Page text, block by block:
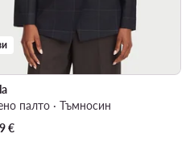
палто · Тъмносин
€